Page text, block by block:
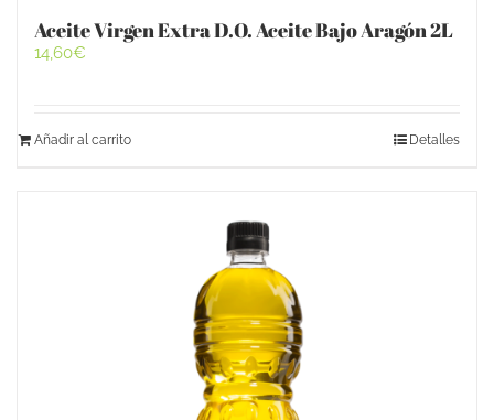
Aceite Virgen Extra D.O. Aceite Bajo Aragón 2L
14,60€
Añadir al carrito Detalles